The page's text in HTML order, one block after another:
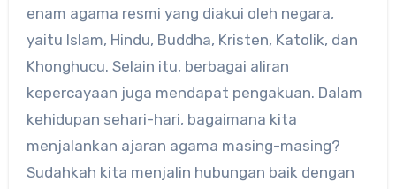
enam agama resmi yang diakui oleh negara,
yaitu Islam, Hindu, Buddha, Kristen, Katolik, dan
Khonghucu. Selain itu, berbagai aliran
kepercayaan juga mendapat pengakuan. Dalam
kehidupan sehari-hari, bagaimana kita
menjalankan ajaran agama masing-masing?
Sudahkah kita menjalin hubungan baik dengan